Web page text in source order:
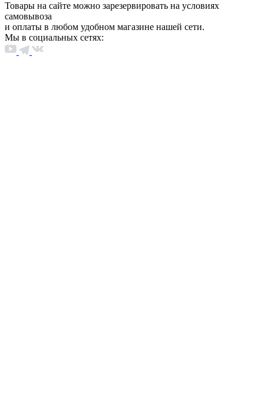
Товары на сайте можно зарезервировать на условиях
самовывоза
и оплаты в любом удобном магазине нашей сети.
Мы в социальных сетях: